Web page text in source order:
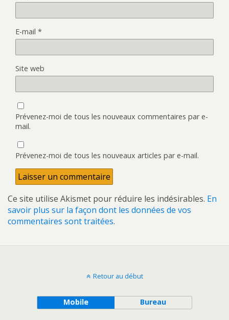
E-mail *
Site web
Prévenez-moi de tous les nouveaux commentaires par e-
mail.
Prévenez-moi de tous les nouveaux articles par e-mail.
Ce site utilise Akismet pour réduire les indésirables. En
savoir plus sur la façon dont les données de vos
commentaires sont traitées.
Retour au début
Mobile Bureau